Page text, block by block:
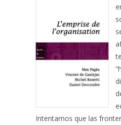
Intentamos que las